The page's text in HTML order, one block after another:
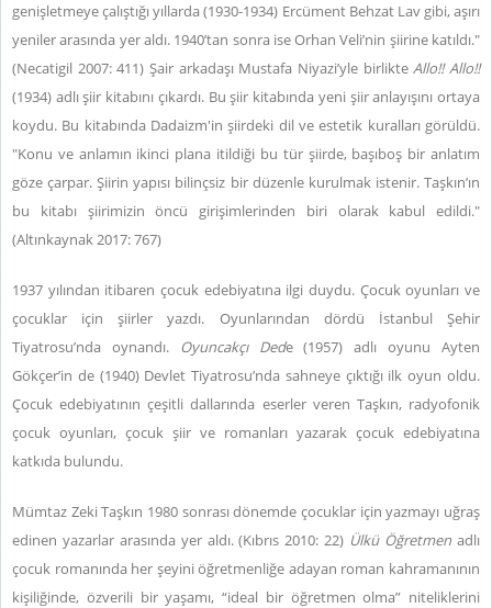
genişletmeye çalıştığı yıllarda (1930-1934) Ercüment Behzat Lav gibi, aşırı
yeniler arasında yer aldı. 1940’tan sonra ise Orhan Veli’nin şiirine katıldı."
(Necatigil 2007: 411) Şair arkadaşı Mustafa Niyazi’yle birlikteAllo!! Allo!!
(1934) adlı şiir kitabını çıkardı. Bu şiir kitabında yeni şiir anlayışını ortaya
koydu. Bu kitabında Dadaizm'in şiirdeki dil ve estetik kuralları görüldü.
"Konu ve anlamın ikinci plana itildiği bu tür şiirde, başıboş bir anlatım
göze çarpar. Şiirin yapısı bilinçsiz bir düzenle kurulmak istenir. Taşkın’ın
bu kitabı şiirimizin öncü girişimlerinden biri olarak kabul edildi."
(Altınkaynak 2017: 767)
1937 yılından itibaren çocuk edebiyatına ilgi duydu. Çocuk oyunları ve
çocuklar için şiirler yazdı. Oyunlarından dördü İstanbul Şehir
Tiyatrosu’nda oynandı. Oyuncakçı Dede (1957) adlı oyunu Ayten
Gökçer’in de (1940) Devlet Tiyatrosu’nda sahneye çıktığı ilk oyun oldu.
Çocuk edebiyatının çeşitli dallarında eserler veren Taşkın, radyofonik
çocuk oyunları, çocuk şiir ve romanları yazarak çocuk edebiyatına
katkıda bulundu.
Mümtaz Zeki Taşkın 1980 sonrası dönemde çocuklar için yazmayı uğraş
edinen yazarlar arasında yer aldı. (Kıbrıs 2010: 22) Ülkü Öğretmen adlı
çocuk romanında her şeyini öğretmenliğe adayan roman kahramanının
kişiliğinde, özverili bir yaşamı, “ideal bir öğretmen olma” niteliklerini